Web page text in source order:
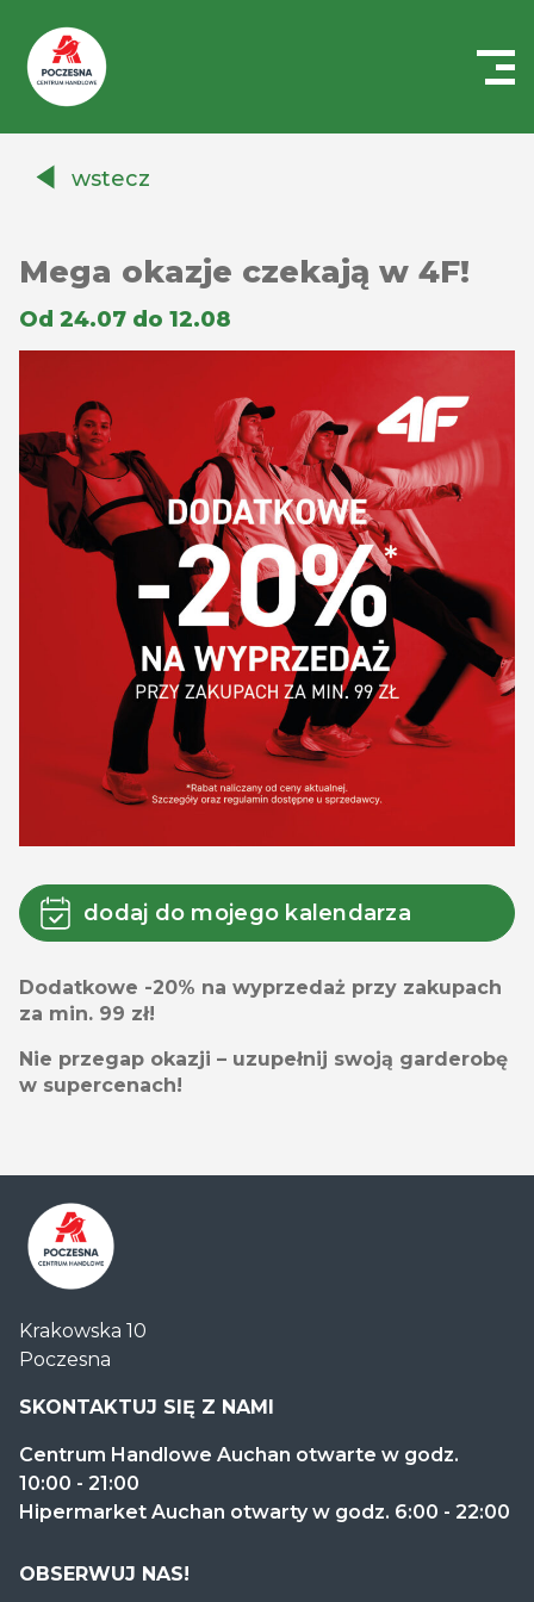
Auchanwstecz
Mega okazje czekają w 4F!
Od 24.07 do 12.08
dodaj do mojego kalendarza
Dodatkowe -20% na wyprzedaż przy zakupach
za min. 99 zł!
Nie przegap okazji – uzupełnij swoją garderobę
w supercenach!
Handlowe
Auchan
Częstochowa
Krakowska 10
Poczesna
SKONTAKTUJ SIĘ Z NAMI
Centrum Handlowe Auchan otwarte w godz.
10:00 - 21:00
Hipermarket Auchan otwarty w godz. 6:00 - 22:00
OBSERWUJ NAS!